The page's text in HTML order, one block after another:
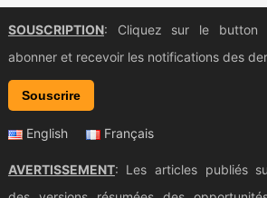
SOUSCRIPTION: Cliquez sur le button
abonner et recevoir les notifications des
Souscrire
English Français
AVERTISSEMENT: Les articles publiés